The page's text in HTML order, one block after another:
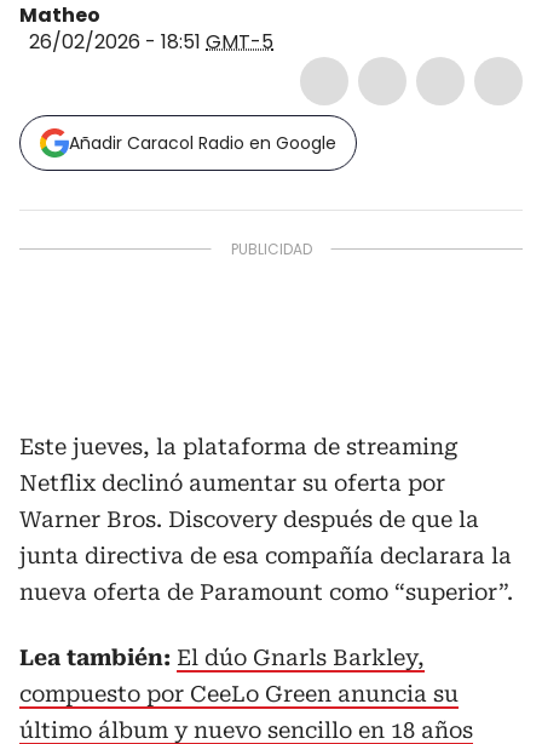
Matheo
26/02/2026 - 18:51 GMT-5
Añadir Caracol Radio en Google
Este jueves, la plataforma de streaming
Netflix declinó aumentar su oferta por
Warner Bros. Discovery después de que la
junta directiva de esa compañía declarara la
nueva oferta de Paramount como “superior”.
Lea también: El dúo Gnarls Barkley,
compuesto por CeeLo Green anuncia su
último álbum y nuevo sencillo en 18 años